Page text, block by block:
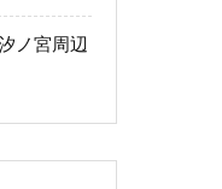
ノ宮周辺